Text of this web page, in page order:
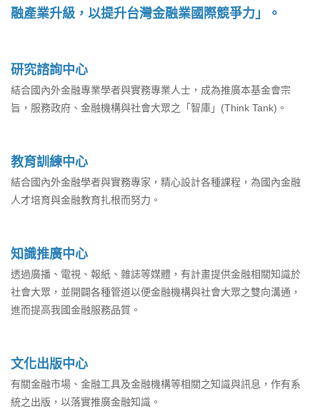
融產業升級，以提升台灣金融業國際競爭力」。
研究諮詢中心
結合國內外金融專業學者與實務專業人士，成為推廣本基金會宗
旨，服務政府、金融機構與社會大眾之「智庫」(Think Tank)。
教育訓練中心
結合國內外金融學者與實務專家，精心設計各種課程，為國內金融
人才培育與金融教育扎根而努力。
知識推廣中心
透過廣播、電視、報紙、雜誌等媒體，有計畫提供金融相關知識於
社會大眾，並開闢各種管道以便金融機構與社會大眾之雙向溝通，
進而提高我國金融服務品質。
文化出版中心
有關金融市場、金融工具及金融機構等相關之知識與訊息，作有系
統之出版，以落實推廣金融知識。